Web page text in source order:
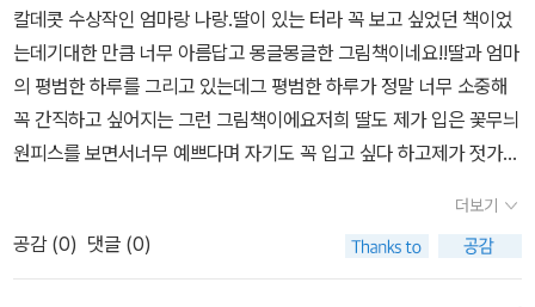
서정적인 글에 읽는 내내 필사하고 싶다..는 생각이 들었던 아름다운
그림책 이었습니다.#엄마랑나랑 #코즈비A카브레라 #코즈비카브레
라#비룡소 #비룡소의그림동화 #엄마 #딸 #부모 #사랑#칼데콧명예
상 #코레타스콧킹명예상수상작#그림책 #그림책육아 #그림책소개
#그림책추천 #그림책리뷰 #그림책선물 #책선물
칼데콧 수상작인 엄마랑 나랑.딸이 있는 터라 꼭 보고 싶었던 책이었
는데기대한 만큼 너무 아름답고 몽글몽글한 그림책이네요!!딸과 엄마
의 평범한 하루를 그리고 있는데그 평범한 하루가 정말 너무 소중해
꼭 간직하고 싶어지는 그런 그림책이에요저희 딸도 제가 입은 꽃무늬
원피스를 보면서너무 예쁘다며 자기도 꼭 입고 싶다 하고제가 젓가락
라고 하는 모습이 꼭 그림책 속주인공 딸의 모습 같아서 피식 웃음이
나네요딸과 함께 읽어보면 가슴 깊이 공감할 수 있는 엄마랑 나랑.딸
맘이라면 꼭 들여야 할 필독서가 아닌가 싶어요.*위 후기는 비룡소로
더보기
공감 (0) 댓글 (0)